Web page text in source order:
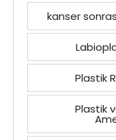
kanser
Plastik
Plastik